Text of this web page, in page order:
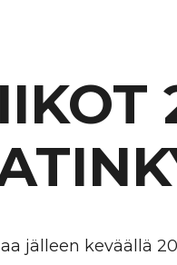
jälleen keväällä